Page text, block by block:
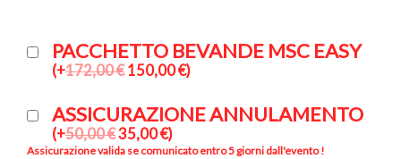
PACCHETTO BEVANDE MSC EASY
(+172,00€ 150,00€)
ASSICURAZIONE ANNULAMENTO
(+50,00€35,00€)
Assicurazione valida se comunicato entro 5 giorni dall'evento !